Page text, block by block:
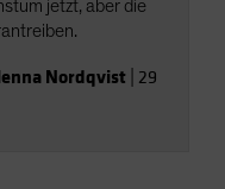
jetzt, aber die
Nordqvist 29